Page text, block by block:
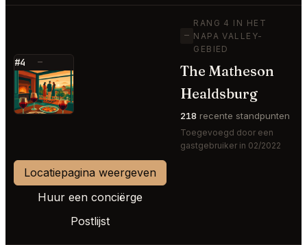
#4 —
⭐
—
RANG 4 IN HET
NAPA VALLEY-
GEBIED
The Matheson
Healdsburg
218 recente standpunten
Toegevoegd door een
gastgebruiker in 02/2022
Locatiepagina weergeven
Huur een conciërge
Postlijst